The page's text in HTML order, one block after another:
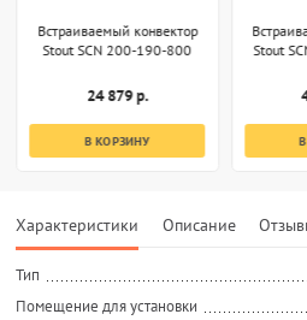
Встраиваемый конвектор
Stout SCN 200-190-800
24 879 р.
В КОРЗИНУ
Stout
Характеристики Описание
Тип
Помещение для установки